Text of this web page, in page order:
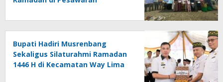
Bupati Hadiri Musrenbang
Sekaligus Silaturahmi Ramadan
1446 H di Kecamatan Way Lima